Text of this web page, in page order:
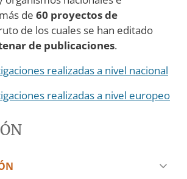
de 60 proyectos de
de los cuales se han editado
de publicaciones.
realizadas a nivel nacional
realizadas a nivel europeo